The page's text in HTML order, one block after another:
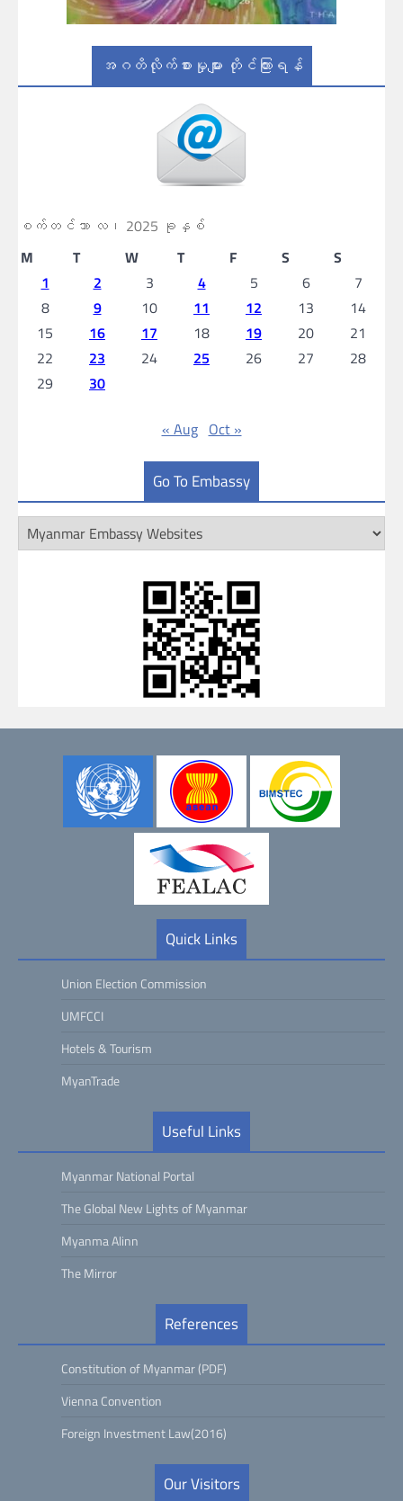
အဂတိလိုက်စားမှုများ တိုင်ကြားရန်
စက်တင်ဘာ လ၊ 2025 ခုနှစ်
M
T W T F S
S
1
2 3 4 5 6
7
8
9 10 11 12 13
14
15
16 17 18 19 20
21
22
23 24 25 26 27
28
29
30
« Aug Oct »
Go To Embassy
Quick Links
Union Election Commission
UMFCCI
Hotels & Tourism
MyanTrade
Useful Links
Myanmar National Portal
The Global New Lights of Myanmar
Myanma Alinn
The Mirror
References
Constitution of Myanmar (PDF)
Vienna Convention
Foreign Investment Law(2016)
Our Visitors